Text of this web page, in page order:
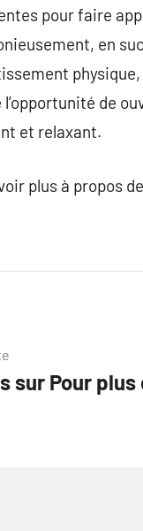
pour faire
en
l’opportunité de
et relaxant.
plus à propos de
sur Pour